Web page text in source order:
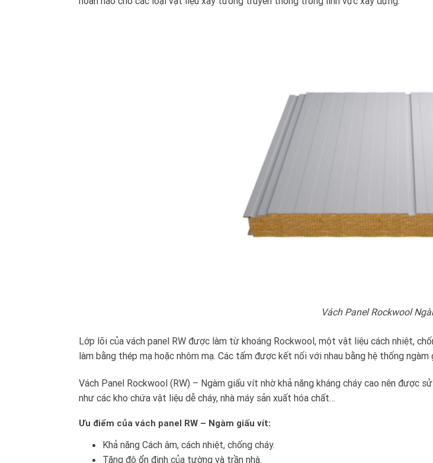
Vách Panel Rockwool
Lớp lõi của vách panel RW được làm từ khoáng Rockwool, một vật liệu cách nhiệt,
làm bằng thép mạ hoặc nhôm mạ. Các tấm được kết nối với nhau bằng hệ thống ngàm
Vách Panel Rockwool (RW) – Ngàm giấu vít nhờ khả năng kháng cháy cao nên
như các kho chứa vật liệu dễ cháy, nhà máy sản xuất hóa chất…
Ưu điểm của vách panel RW – Ngàm giấu vít:
Khả năng Cách âm, cách nhiệt, chống cháy.
Tăng độ ổn định của tường và trần nhà.